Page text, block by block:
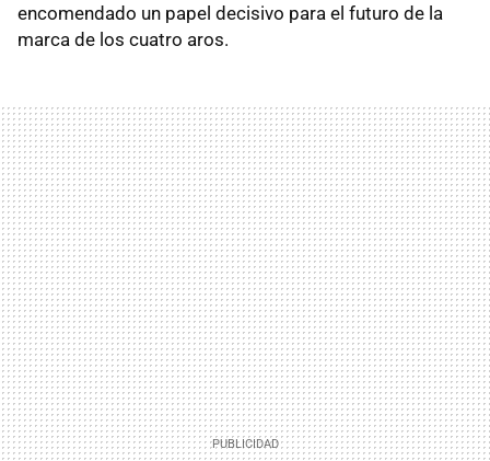
encomendado un papel decisivo para el futuro de la
marca de los cuatro aros.